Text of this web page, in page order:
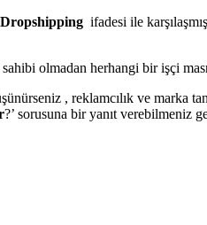
Dropshipping ifadesi ile
olmadan herhangi bir işçi
, reklamcılık ve marka
?’ sorusuna bir yanıt verebilmeniz